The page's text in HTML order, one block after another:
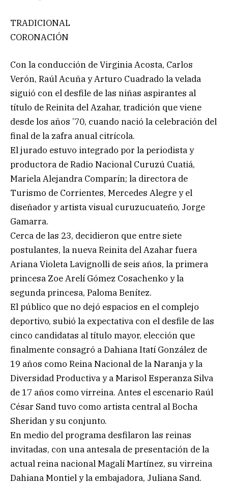
TRADICIONAL
CORONACIÓN
Con la conducción de Virginia Acosta, Carlos
Verón, Raúl Acuña y Arturo Cuadrado la velada
siguió con el desfile de las niñas aspirantes al
título de Reinita del Azahar, tradición que viene
desde los años ’70, cuando nació la celebración del
final de la zafra anual citrícola.
El jurado estuvo integrado por la periodista y
productora de Radio Nacional Curuzú Cuatiá,
Mariela Alejandra Comparín; la directora de
Turismo de Corrientes, Mercedes Alegre y el
diseñador y artista visual curuzucuateño, Jorge
Gamarra.
Cerca de las 23, decidieron que entre siete
postulantes, la nueva Reinita del Azahar fuera
Ariana Violeta Lavignolli de seis años, la primera
princesa Zoe Arelí Gómez Cosachenko y la
segunda princesa, Paloma Benítez.
El público que no dejó espacios en el complejo
deportivo, subió la expectativa con el desfile de las
cinco candidatas al título mayor, elección que
finalmente consagró a Dahiana Itatí González de
19 años como Reina Nacional de la Naranja y la
Diversidad Productiva y a Marisol Esperanza Silva
de 17 años como virreina. Antes el escenario Raúl
César Sand tuvo como artista central al Bocha
Sheridan y su conjunto.
En medio del programa desfilaron las reinas
invitadas, con una antesala de presentación de la
actual reina nacional Magalí Martínez, su virreina
Dahiana Montiel y la embajadora, Juliana Sand.